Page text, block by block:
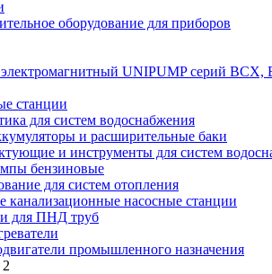
оборудование для приборов
UNIPUMP серий BCX,
станции
для систем водоснабжения
и расширительные баки
и инструменты для систем
бензиновые
для систем отопления
канализационные насосные станции
для ПНД труб
промышленного назначения